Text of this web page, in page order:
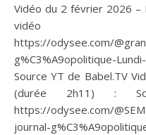
Vidéo du 2 février 2026 – Partie 1 (durée 47 min) : Source
vidéo
https://odysee.com/
g%C3%A9opolitique-
Source YT de Babel.TV
(durée 2h11) :
https://odysee.com/
journal-